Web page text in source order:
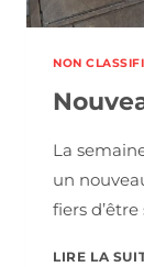
NON
La
un
fiers
LIRE LA